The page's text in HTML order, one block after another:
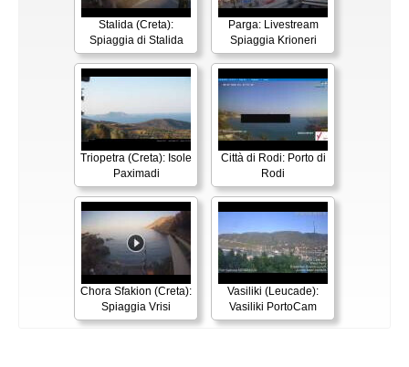
Stalida (Creta):
Spiaggia di Stalida
Parga: Livestream
Spiaggia Krioneri
Triopetra (Creta): Isole
Paximadi
Città di Rodi: Porto di
Rodi
Chora Sfakion (Creta):
Spiaggia Vrisi
Vasiliki (Leucade):
Vasiliki PortoCam